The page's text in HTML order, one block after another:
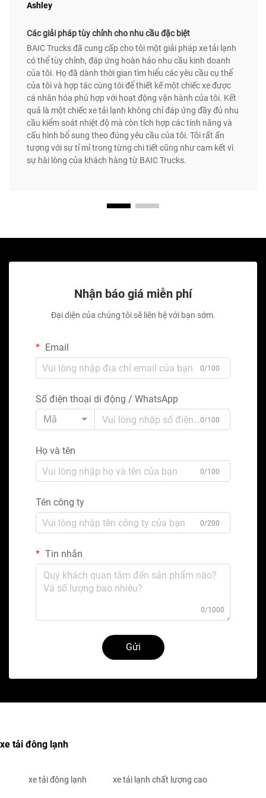
Ashley
Các giải pháp tùy chỉnh cho nhu cầu đặc biệt
BAIC Trucks đã cung cấp cho tôi một giải pháp xe tải lạnh
có thể tùy chỉnh, đáp ứng hoàn hảo nhu cầu kinh doanh
của tôi. Họ đã dành thời gian tìm hiểu các yêu cầu cụ thể
của tôi và hợp tác cùng tôi để thiết kế một chiếc xe được
cá nhân hóa phù hợp với hoạt động vận hành của tôi. Kết
quả là một chiếc xe tải lạnh không chỉ đáp ứng đầy đủ nhu
cầu kiểm soát nhiệt độ mà còn tích hợp các tính năng và
cấu hình bổ sung theo đúng yêu cầu của tôi. Tôi rất ấn
tượng với sự tỉ mỉ trong từng chi tiết cũng như cam kết vì
sự hài lòng của khách hàng từ BAIC Trucks.
Nhận báo giá miễn phí
Đại diện của chúng tôi sẽ liên hệ với bạn sớm.
Email
0/100
Số điện thoại di động / WhatsApp
Mã
0/100
Họ và tên
0/100
Tên công ty
0/200
Tin nhắn
0/1000
Gửi
xe tải đông lạnh
xe tải đông lạnh xe tải lạnh chất lượng cao